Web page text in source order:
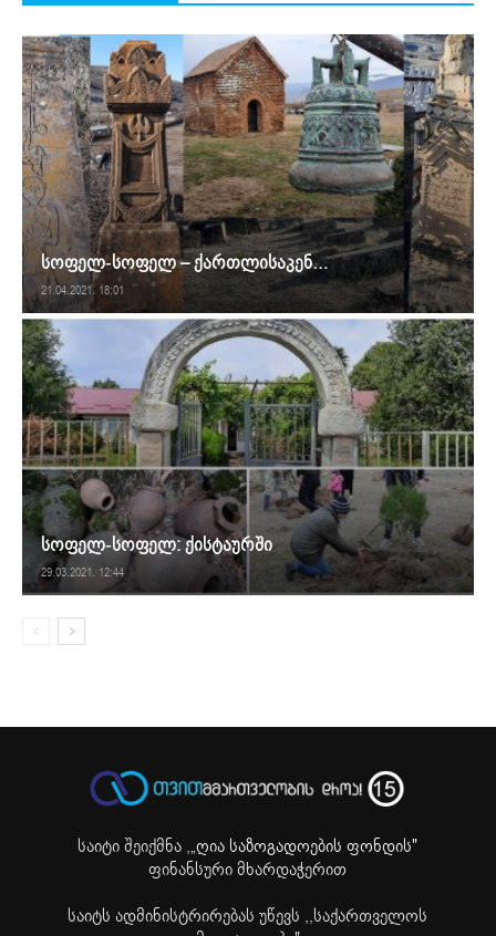
სოფელ-სოფელ – ქართლისაკენ…
21.04.2021. 18:01
სოფელ-სოფელ: ქისტაურში
29.03.2021. 12:44
საიტი შეიქმნა ,„ღია საზოგადოების ფონდის"
ფინანსური მხარდაჭერით
საიტს ადმინისტრირებას უწევს ,,საქართველოს